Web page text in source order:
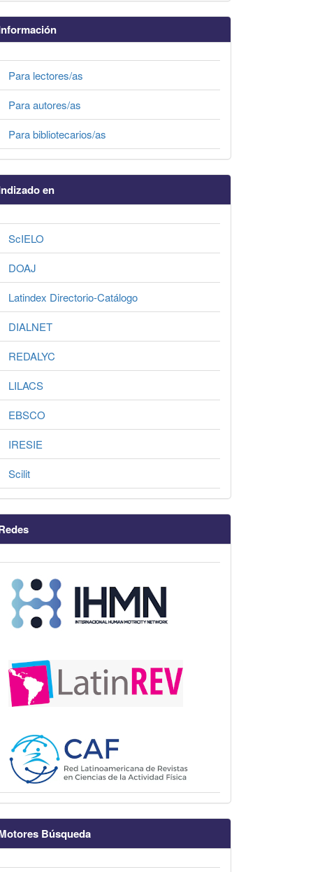
Para lectores/as
Para autores/as
Para bibliotecarios/as
en
ScIELO
DOAJ
Latindex Directorio-Catálogo
DIALNET
REDALYC
LILACS
EBSCO
IRESIE
Scilit
Búsqueda